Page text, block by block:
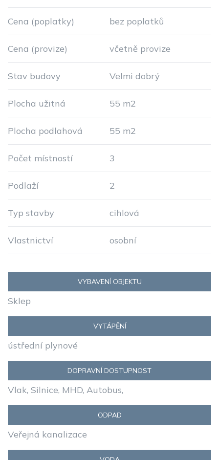
Cena (poplatky) bez poplatků
Cena (provize) včetně provize
Stav budovy Velmi dobrý
Plocha užitná 55 m2
Plocha podlahová 55 m2
Počet místností 3
Podlaží 2
Typ stavby cihlová
Vlastnictví osobní
VYBAVENÍ OBJEKTU
Sklep
VYTÁPĚNÍ
ústřední plynové
DOPRAVNÍ DOSTUPNOST
Vlak, Silnice, MHD, Autobus,
ODPAD
Veřejná kanalizace